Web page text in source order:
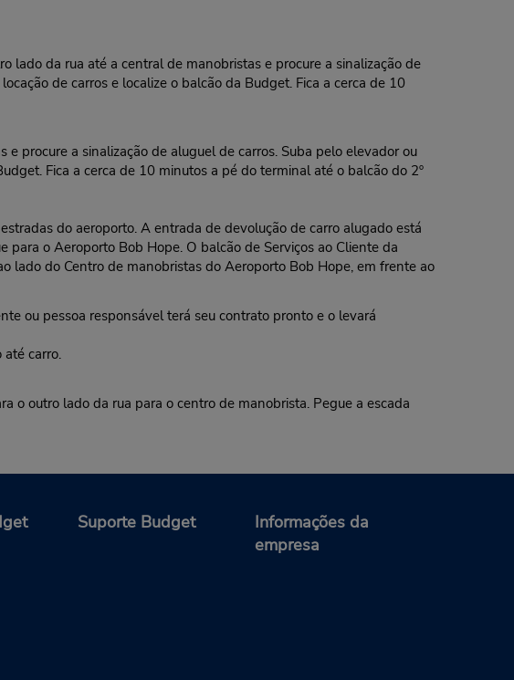
lado da rua até a central de manobristas e procure a sinalização de
de carros e localize o balcão da Budget. Fica a cerca de 10
procure a sinalização de aluguel de carros. Suba pelo elevador ou
Fica a cerca de 10 minutos a pé do terminal até o balcão do 2º
do aeroporto. A entrada de devolução de carro alugado está
o Aeroporto Bob Hope. O balcão de Serviços ao Cliente da
lado do Centro de manobristas do Aeroporto Bob Hope, em frente ao
ou pessoa responsável terá seu contrato pronto e o levará
até carro.
o outro lado da rua para o centro de manobrista. Pegue a escada
Suporte Budget
Informações da
empresa